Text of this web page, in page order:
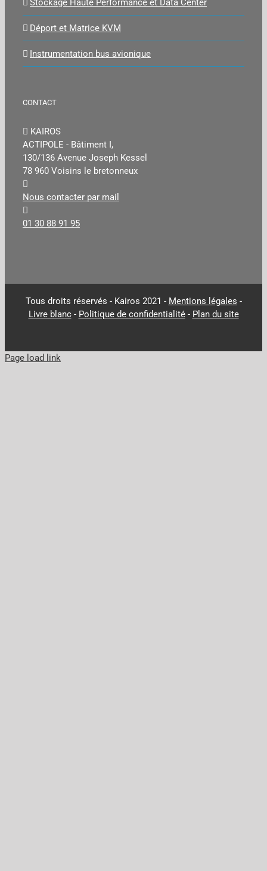
Stockage Haute Performance et Data Center
Déport et Matrice KVM
Instrumentation bus avionique
CONTACT
KAIROS
ACTIPOLE - Bâtiment I,
130/136 Avenue Joseph Kessel
78 960 Voisins le bretonneux
Nous contacter par mail
01 30 88 91 95
Tous droits réservés - Kairos 2021 - Mentions légales -
Livre blanc- Politique de confidentialité- Plan du site
Page load link